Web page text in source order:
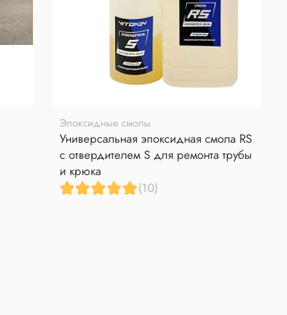
Эпоксидные смолы
Универсальная эпоксидная смола RS
с отвердителем S для ремонта трубы
и крюка
(10)